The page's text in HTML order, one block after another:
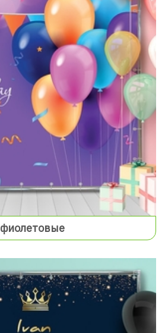
фиолетовые